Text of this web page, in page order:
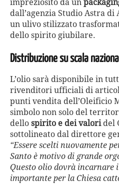
impreziosito da un
dall’agenzia Studio Astra
un ulivo stilizzato
dello spirito giubilare.
Distribuzione su scala
L’olio sarà disponibile in
rivenditori ufficiali di
punti vendita dell’Oleificio
simbolo non solo del
dello spirito e dei valoridel
sottolineato dal direttore
“Essere scelti nuovamente
Santo è motivo di grande
Questo olio dovrà incarnare
importante per la Chiesa